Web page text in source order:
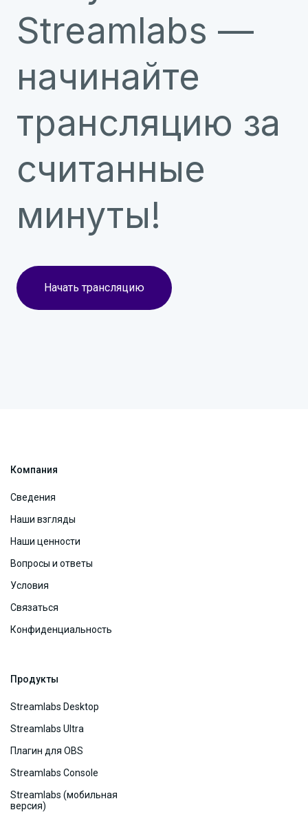
Streamlabs —
начинайте
трансляцию за
считанные
минуты!
Начать трансляцию
Компания
Сведения
Наши взгляды
Наши ценности
Вопросы и ответы
Условия
Связаться
Конфиденциальность
Продукты
Streamlabs Desktop
Streamlabs Ultra
Плагин для OBS
Streamlabs Console
Streamlabs (мобильная
версия)